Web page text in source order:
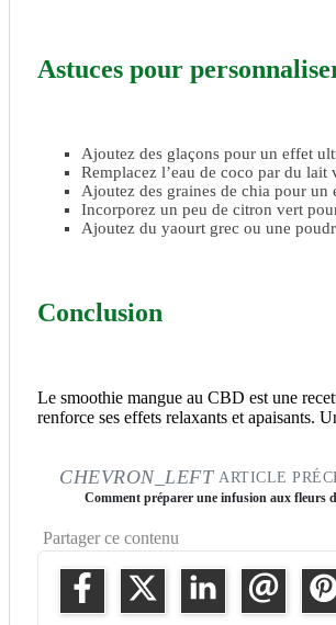
Astuces pour
Ajoutez des glaçons pour un effet
Remplacez l’eau de coco par du
Ajoutez des graines de chia pour un
Incorporez un peu de citron vert
Ajoutez du yaourt grec ou une
Conclusion
Le smoothie mangue au CBD est une
renforce ses effets relaxants et apaisants.
CHEVRON_LEFT ARTICLE
Comment préparer une infusion aux fleurs
Partager ce contenu